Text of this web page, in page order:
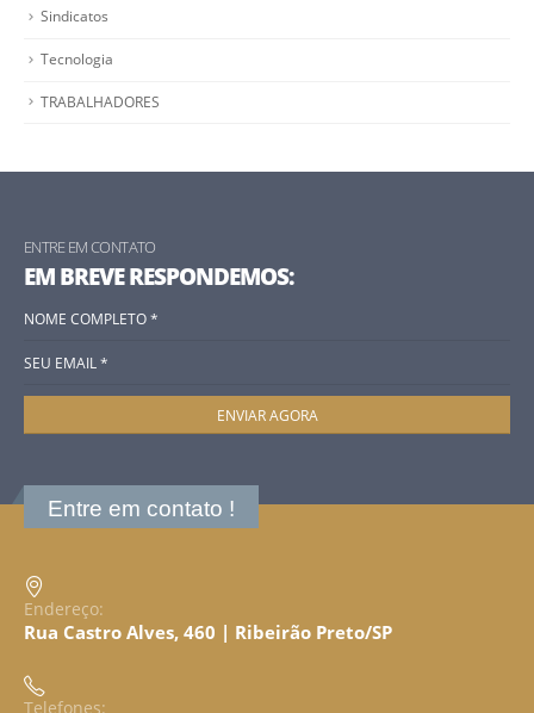
Sindicatos
Tecnologia
TRABALHADORES
ENTRE EM CONTATO
EM BREVE RESPONDEMOS:
Entre em contato !
Endereço:
Rua Castro Alves, 460 | Ribeirão Preto/SP
Telefones: